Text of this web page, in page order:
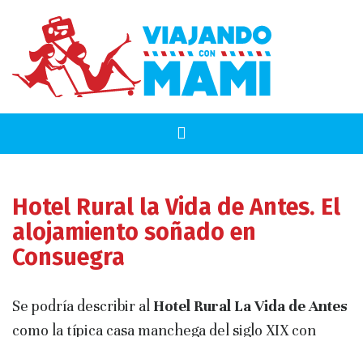
Hotel Rural la Vida de Antes. El
alojamiento soñado en
Consuegra
Se podría describir al Hotel Rural La Vida de Antes
como la típica casa manchega del siglo XIX con